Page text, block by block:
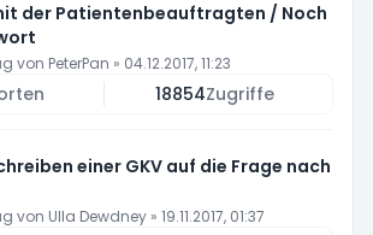
der Patientenbeauftragten / Noch
von PeterPan » 04.12.2017, 11:23
18854Zugriffe
einer GKV auf die Frage nach
von Ulla Dewdney » 19.11.2017, 01:37